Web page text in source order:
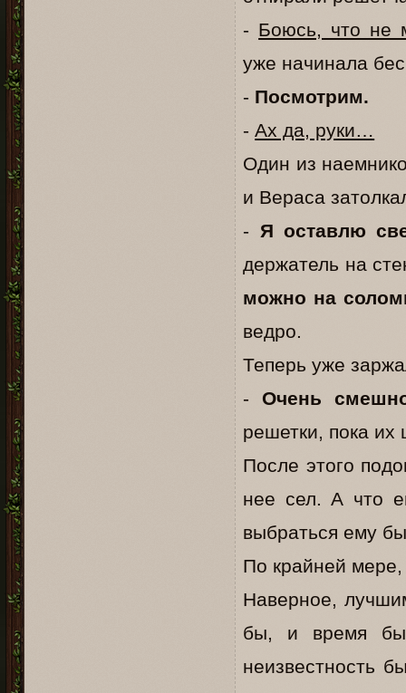
- Боюсь, что не
уже начинала
- Посмотрим.
-Ах да, руки…
Один из
и Вераса
- Я оставлю
держатель на
можно на
ведро.
Теперь уже
- Очень
решетки, пока их
После этого
нее сел. А что
выбраться ему
По крайней мере,
Наверное,
бы, и время бы
неизвестность